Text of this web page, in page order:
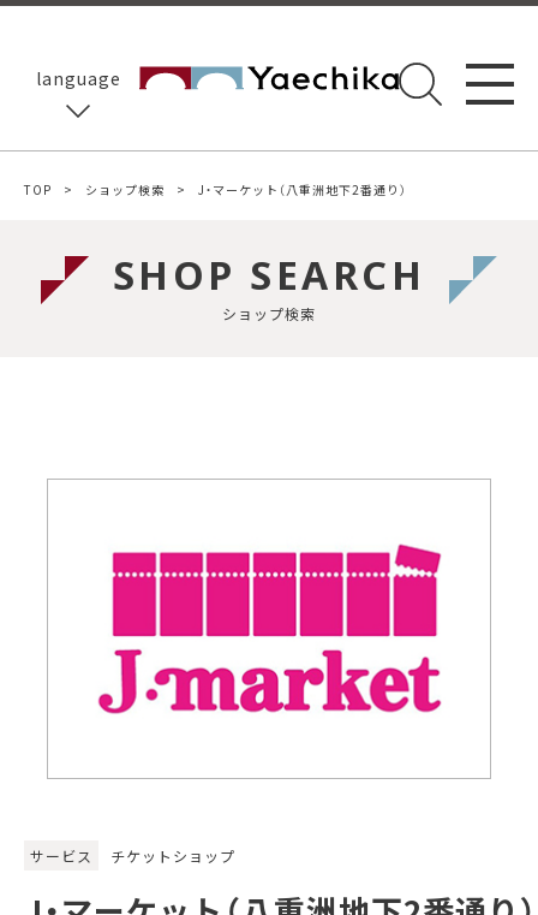
language
TOP ショップ検索 J・マーケット（八重洲地下2番通り）
SHOP SEARCH
ショップ検索
サービス チケットショップ